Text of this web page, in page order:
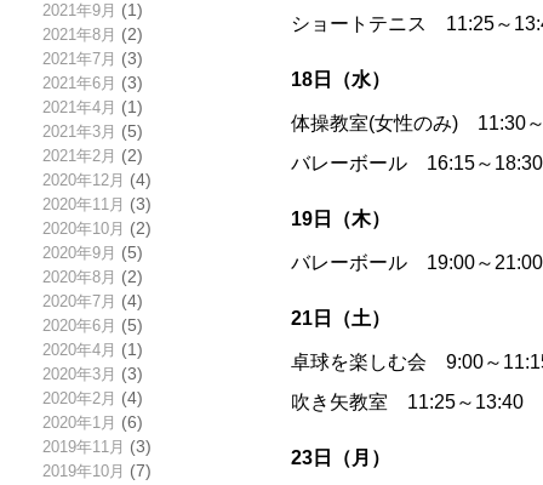
2021年9月 (1)
2021年8月 (2)
2021年7月 (3)
2021年6月 (3)
2021年4月 (1)
2021年3月 (5)
2021年2月 (2)
2020年12月 (4)
2020年11月 (3)
2020年10月 (2)
2020年9月 (5)
2020年8月 (2)
2020年7月 (4)
2020年6月 (5)
2020年4月 (1)
2020年3月 (3)
2020年2月 (4)
2020年1月 (6)
2019年11月 (3)
2019年10月 (7)
ショートテニス 11:25～
18日（水）
体操教室(女性のみ) 11:30
バレーボール 16:15～
19日（木）
バレーボール 19:00～
21日（土）
卓球を楽しむ会 9:00～
吹き矢教室 11:25～13:40
23日（月）